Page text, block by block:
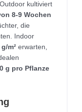
kultiviert
8-9 Wochen
die
Indoor
m² erwarten,
g pro Pflanze